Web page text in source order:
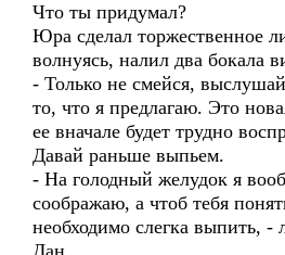
Что ты придумал?
Юра сделал торжественное
волнуясь, налил два бокала
- Только не смейся,
то, что я предлагаю. Это
ее вначале будет трудно
Давай раньше выпьем.
- На голодный желудок я
соображаю, а чтоб тебя
необходимо слегка выпить, -
Дан.